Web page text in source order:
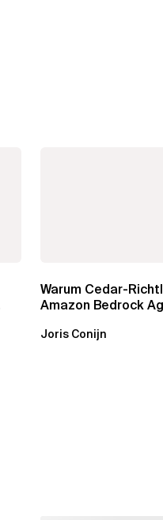
Warum Cedar-
Amazon Bedrock
Joris Conijn